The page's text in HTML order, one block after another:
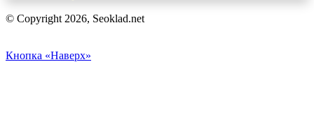
© Copyright 2026, Seoklad.net
Кнопка «Наверх»